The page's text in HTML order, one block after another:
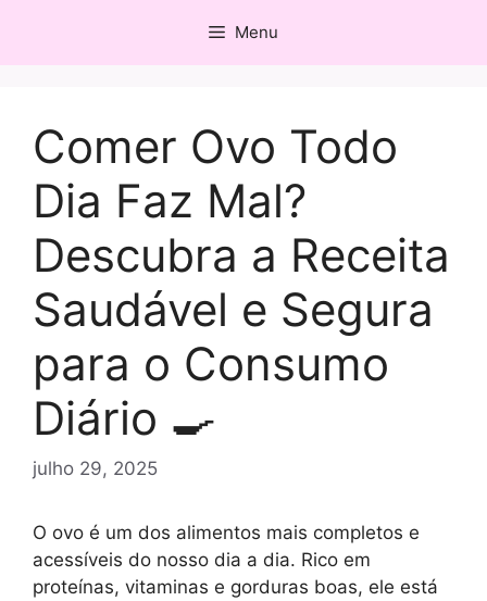
o
Menu
Comer Ovo Todo
Dia Faz Mal?
Descubra a Receita
Saudável e Segura
para o Consumo
Diário 🍳
julho 29, 2025
O ovo é um dos alimentos mais completos e
acessíveis do nosso dia a dia. Rico em
proteínas, vitaminas e gorduras boas, ele está